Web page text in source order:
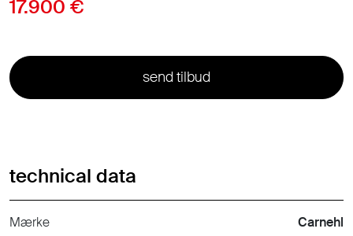
17.900 €
send tilbud
technical data
Mærke Carnehl